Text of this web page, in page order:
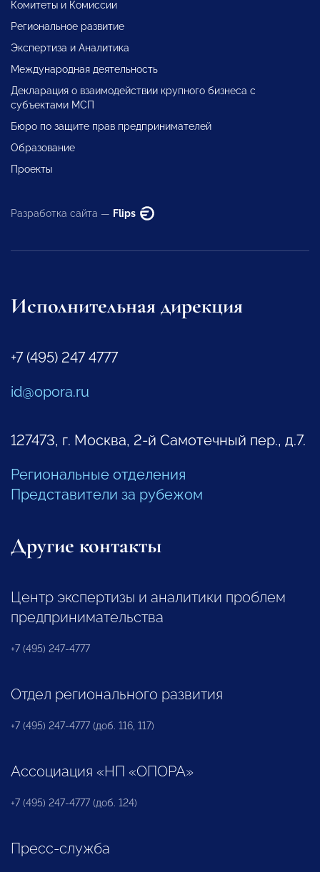
Комитеты и Комиссии
Региональное развитие
Экспертиза и Аналитика
Международная деятельность
Декларация о взаимодействии крупного бизнеса с
субъектами МСП
Бюро по защите прав предпринимателей
Образование
Проекты
Разработка сайта — Flips
Исполнительная дирекция
+7 (495) 247 4777
id@opora.ru
127473, г. Москва, 2-й Самотечный пер., д.7.
Региональные отделения
Представители за рубежом
Другие контакты
Центр экспертизы и аналитики проблем
предпринимательства
+7 (495) 247-4777
Отдел регионального развития
+7 (495) 247-4777 (доб. 116, 117)
Ассоциация «НП «ОПОРА»
+7 (495) 247-4777 (доб. 124)
Пресс-служба